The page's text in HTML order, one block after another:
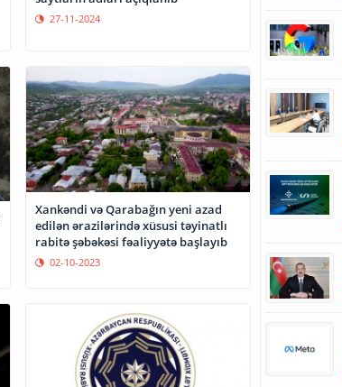
27-11-2024
Xankəndi və Qarabağın yeni azad
edilən ərazilərində xüsusi təyinatlı
rabitə şəbəkəsi fəaliyyətə başlayıb
02-10-2023